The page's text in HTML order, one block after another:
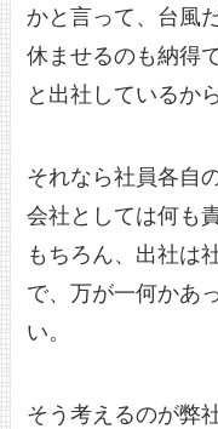
かと言って、台風
休ませるのも納得
と出社しているから
それなら社員各自
会社としては何も
もちろん、出社は
で、万が一何かあ
い。
そう考えるのが弊